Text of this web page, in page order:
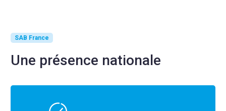
SAB France
Une présence nationale